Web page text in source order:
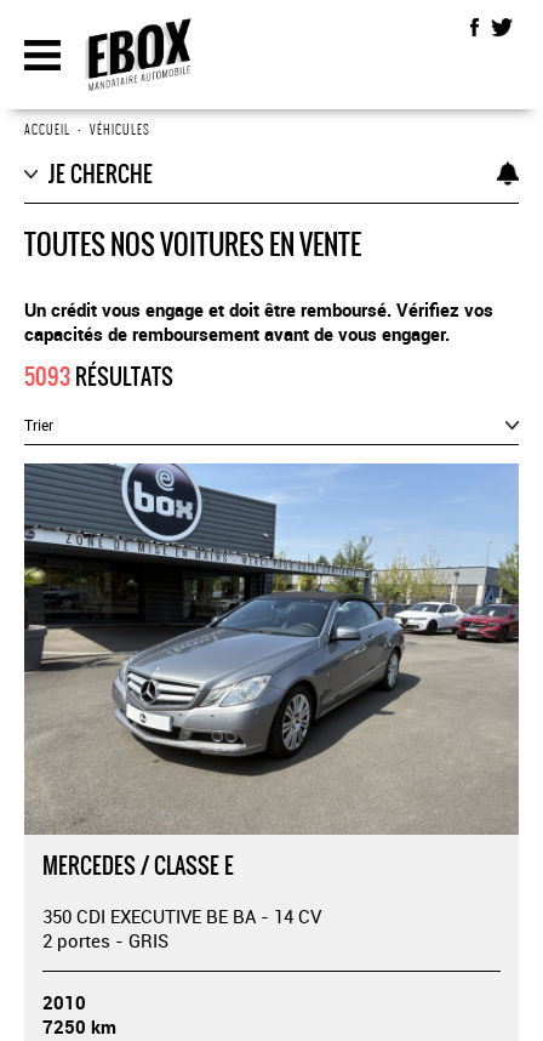
ACCUEIL • VÉHICULES
JE CHERCHE
TOUTES NOS VOITURES EN VENTE
Un crédit vous engage et doit être remboursé. Vérifiez vos
capacités de remboursement avant de vous engager.
5093RÉSULTATS
Trier
MERCEDES / CLASSE E
350 CDI EXECUTIVE BE BA - 14 CV
2 portes - GRIS
2010
7250 km